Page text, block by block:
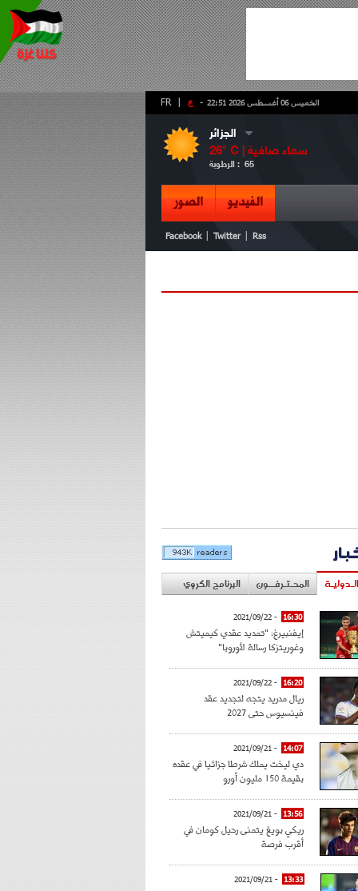
- ع FR الخميس 06 أغسطس 2026 22:51
الجزائر
26° C | سماء صافية
الرطوبة : 65
الفيديو الصور
Facebook Twitter Rss
المحـتـرفــون البرنامج الكروي
16:30
- 2021/09/22
إيفنبيرغ: "تمديد عقدي كيميتش
وغوريتزكا رسالة لأوروبا"
16:20
- 2021/09/22
ريال مدريد يتجه لتجديد عقد
فينسيوس حتى 2027
14:07
- 2021/09/21
دي ليخت يملك شرطا جزائيا في عقده
بقيمة 150 مليون أورو
13:56
- 2021/09/21
ريكي بويغ يتمنى رحيل كومان في
أقرب فرصة
13:33
- 2021/09/21